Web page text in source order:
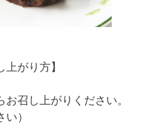
上がり方】
召し上がりください。
）